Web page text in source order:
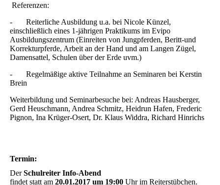
Referenzen:
- Reiterliche Ausbildung u.a. bei Nicole Künzel,
einschließlich eines 1-jährigen Praktikums im Evipo
Ausbildungszentrum (Einreiten von Jungpferden, Beritt-und
Korrekturpferde, Arbeit an der Hand und am Langen Zügel,
Damensattel, Schulen über der Erde uvm.)
- Regelmäßige aktive Teilnahme an Seminaren bei Kerstin
Brein
Weiterbildung und Seminarbesuche bei: Andreas Hausberger,
Gerd Heuschmann, Andrea Schmitz, Heidrun Hafen, Frederic
Pignon, Ina Krüger-Osert, Dr. Klaus Widdra, Richard Hinrichs
Termin:
DerSchulreiter Info-Abend
findet statt am 20.01.2017 um 19:00 Uhr im Reiterstübchen.